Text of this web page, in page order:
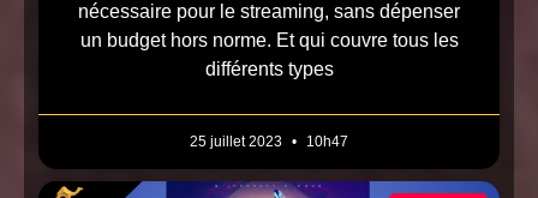
nécessaire pour le streaming, sans dépenser
un budget hors norme. Et qui couvre tous les
différents types
25 juillet 2023 10h47